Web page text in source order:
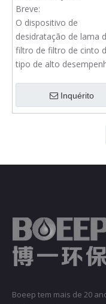
Breve:
O dispositivo de
desidratação de lama
filtro de filtro de cinto
tipo de alto
tratamento muito
que é frequentemente
produzido no
Inquérito
Boeep tem mais de 20